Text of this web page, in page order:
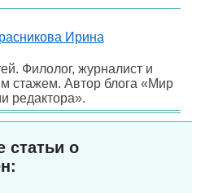
Ирина
Филолог, журналист и
стажем. Автор блога «Мир
редактора».
статьи о